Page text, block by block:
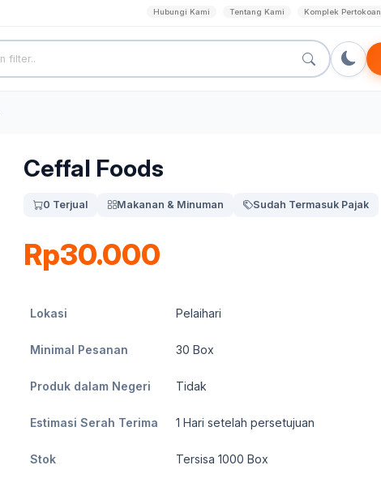
Hubungi Kami Tentang Kami Komplek Pertokoan
Ceffal Foods
0 Terjual Makanan & Minuman Sudah Termasuk Pajak
Rp30.000
Lokasi Pelaihari
Minimal Pesanan 30 Box
Produk dalam Negeri Tidak
Estimasi Serah Terima 1 Hari setelah persetujuan
Stok Tersisa 1000 Box